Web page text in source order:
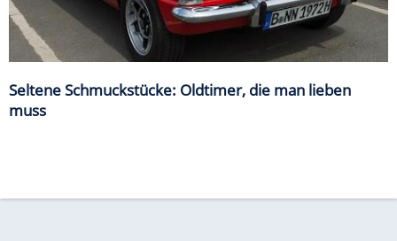
Seltene Schmuckstücke: Oldtimer, die man lieben
muss